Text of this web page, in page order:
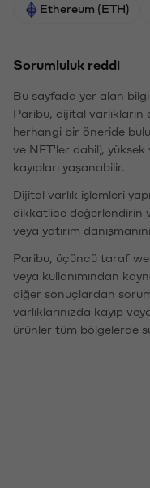
Ethereum (ETH)
Sorumluluk reddi
Bu sayfada yer alan
Paribu, dijital varlıkların
herhangi bir öneride
ve NFT'ler dahil),
kayıpları yaşanabilir.
Dijital varlık işlemleri
dikkatlice değerlendirin
veya yatırım
Paribu, üçüncü taraf
veya kullanımından
diğer sonuçlardan
varlıklarınızda kayıp
ürünler tüm bölgelerde